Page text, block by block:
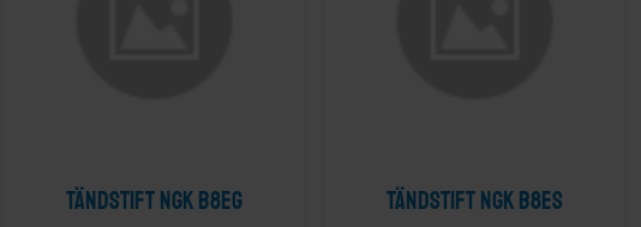
Tändstift NGK B8EG Tändstift NGK B8ES